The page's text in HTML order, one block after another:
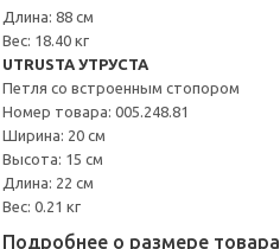
Длина: 88 см
Вес: 18.40 кг
UTRUSTA УТРУСТА
Петля со встроенным стопором
Номер товара: 005.248.81
Ширина: 20 см
Высота: 15 см
Длина: 22 см
Вес: 0.21 кг
Подробнее о размере товара